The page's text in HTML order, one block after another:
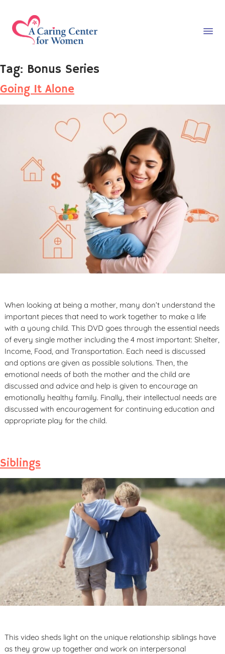
Tag: Bonus Series
Going It Alone
When looking at being a mother, many don’t understand the
important pieces that need to work together to make a life
with a young child. This DVD goes through the essential needs
of every single mother including the 4 most important: Shelter,
Income, Food, and Transportation. Each need is discussed
and options are given as possible solutions. Then, the
emotional needs of both the mother and the child are
discussed and advice and help is given to encourage an
emotionally healthy family. Finally, their intellectual needs are
discussed with encouragement for continuing education and
appropriate play for the child.
Siblings
This video sheds light on the unique relationship siblings have
as they grow up together and work on interpersonal